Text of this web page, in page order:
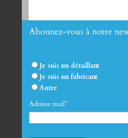
Abonnez-vous à notre
Je suis un détaillant
Je suis un fabricant
Autre
Adresse mail*